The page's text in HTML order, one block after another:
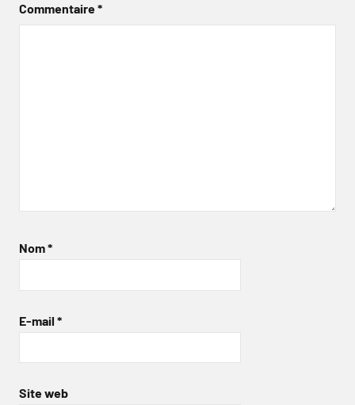
Commentaire*
Nom*
E-mail *
Site web